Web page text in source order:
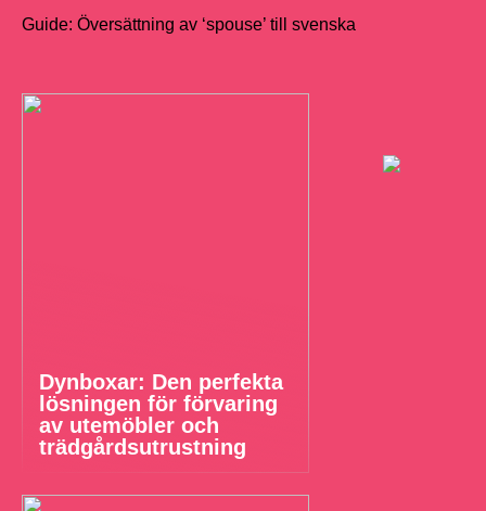
Guide: Översättning av ‘spouse’ till svenska
Dynboxar: Den perfekta
lösningen för förvaring
av utemöbler och
trädgårdsutrustning